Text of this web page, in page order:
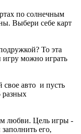
по солнечным
Выбери себе карт
То эта
игру можно играть
авто и пусть
разных
любви. Цель игры -
его,